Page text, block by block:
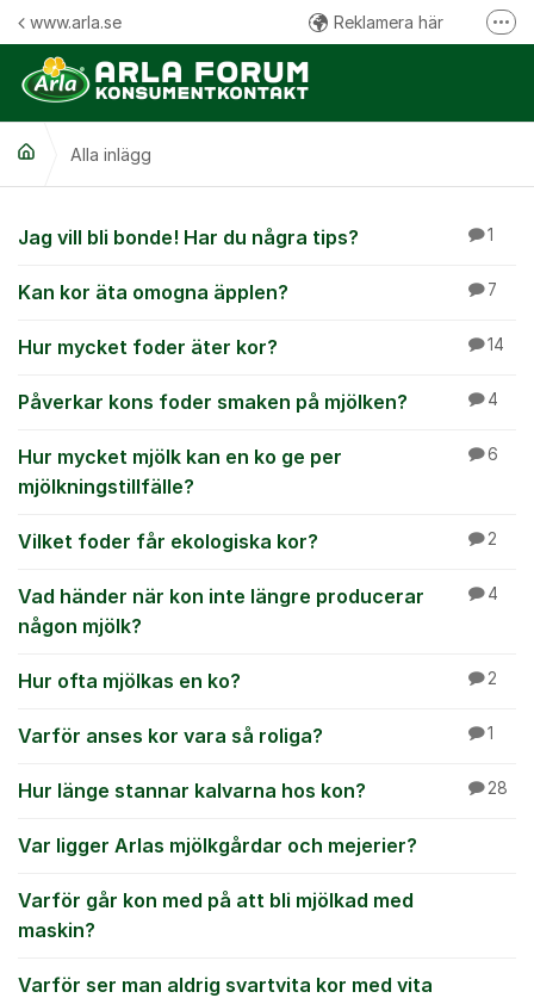
Hoppa till innehåll
www.arla.se Reklamera här
Följ oss på Facebook
Alla inlägg
Alla inlägg
Jag vill bli bonde! Har du några tips? 1
Kan kor äta omogna äpplen? 7
Hur mycket foder äter kor? 14
Påverkar kons foder smaken på mjölken? 4
Hur mycket mjölk kan en ko ge per
mjölkningstillfälle?
6
Vilket foder får ekologiska kor? 2
Vad händer när kon inte längre producerar
någon mjölk?
4
Hur ofta mjölkas en ko? 2
Varför anses kor vara så roliga? 1
Hur länge stannar kalvarna hos kon? 28
Var ligger Arlas mjölkgårdar och mejerier?
Varför går kon med på att bli mjölkad med
maskin?
Varför ser man aldrig svartvita kor med vita